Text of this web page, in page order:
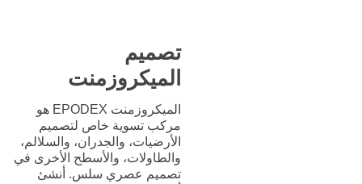
تصميم
الميكروزمنت
الميكروزمنت EPODEX هو
مركب تسوية خاص لتصميم
الأرضيات، والجدران، والسلالم،
والطاولات، والأسطح الأخرى في
تصميم عصري سلس. أنشئ